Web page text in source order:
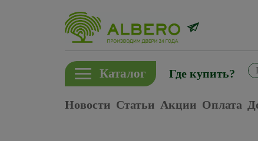
Каталог Где купить?
Новости Статьи Акции Оплата